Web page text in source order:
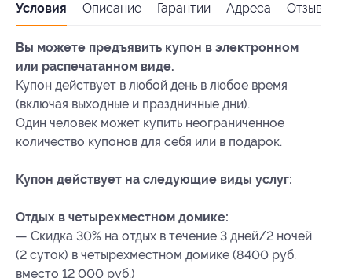
Условия Описание Гарантии Адреса Отзывы
Вы можете предъявить купон в электронном
или распечатанном виде.
Купон действует в любой день в любое время
(включая выходные и праздничные дни).
Один человек может купить неограниченное
количество купонов для себя или в подарок.
Купон действует на следующие виды услуг:
Отдых в четырехместном домике:
— Скидка 30% на отдых в течение 3 дней/2 ночей
(2 суток) в четырехместном домике (8400 руб.
вместо 12 000 руб.)